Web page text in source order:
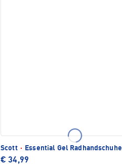
Scott · Essential Gel Radhandschuhe
€ 34,99